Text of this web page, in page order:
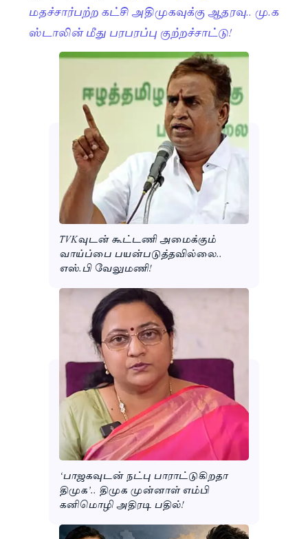
மதச்சார்பற்ற கட்சி அதிமுகவுக்கு ஆதரவு.. மு.க
ஸ்டாலின் மீது பரபரப்பு குற்றச்சாட்டு!
TVKவுடன் கூட்டணி அமைக்கும்
வாய்ப்பை பயன்படுத்தவில்லை..
எஸ்.பி வேலுமணி!
‘பாஜகவுடன் நட்பு பாராட்டுகிறதா
திமுக’.. திமுக முன்னாள் எம்பி
கனிமொழி அதிரடி பதில்!